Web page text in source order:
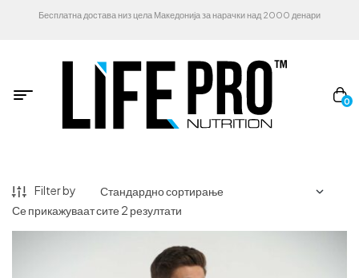
Бесплатна достава низ цела Македонија за нарачки над 2000 денари
0
Filter by
Се прикажуваат сите 2 резултати